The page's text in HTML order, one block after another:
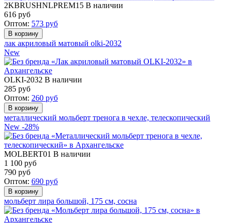
2KBRUSHNLPREM15 В наличии
616 руб
Оптом: 573 руб
лак акриловый матовый olki-2032
New
OLKI-2032 В наличии
285 руб
Оптом: 260 руб
металлический мольберт тренога в чехле, телескопический
New -28%
MOLBERT01 В наличии
1 100 руб
790 руб
Оптом: 690 руб
мольберт лира большой, 175 см, сосна